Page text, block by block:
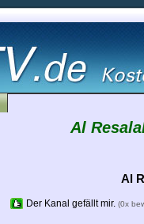
Al
Al
Der Kanal gefällt mir. (0x